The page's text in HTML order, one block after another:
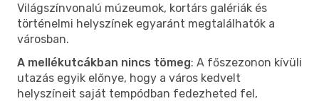
Világszínvonalú múzeumok, kortárs galériák és
történelmi helyszínek egyaránt megtalálhatók a
városban.
A mellékutcákban nincs tömeg: A főszezonon kívüli
utazás egyik előnye, hogy a város kedvelt
helyszíneit saját tempódban fedezheted fel,